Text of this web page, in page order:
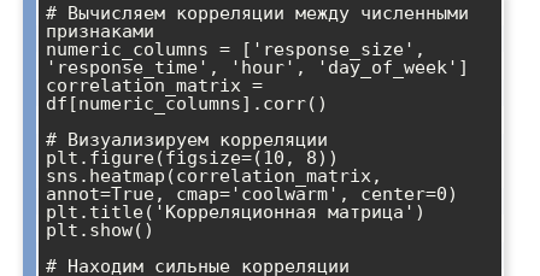
# Вычисляем корреляции между численными
признаками
numeric_columns = ['response_size',
'response_time', 'hour', 'day_of_week']
correlation_matrix =
df[numeric_columns].corr()
# Визуализируем корреляции
plt.figure(figsize=(10, 8))
sns.heatmap(correlation_matrix,
annot=True, cmap='coolwarm', center=0)
plt.title('Корреляционная матрица')
plt.show()
# Находим сильные корреляции